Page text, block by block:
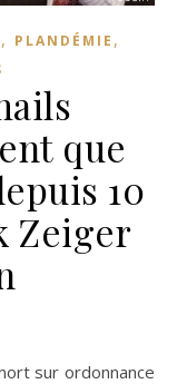
, PLANDÉMIE ,
que
10
Zeiger